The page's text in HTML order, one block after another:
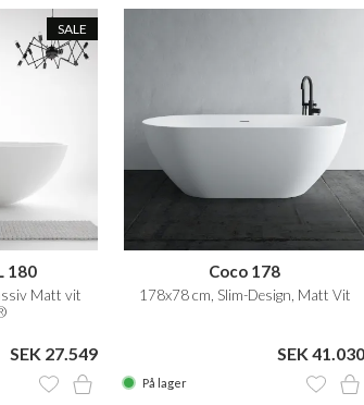
SALE
180
Matt vit
SEK 27.549
Coco 178
178x78 cm, Slim-Design, Matt Vit
SEK 41.030
På lager